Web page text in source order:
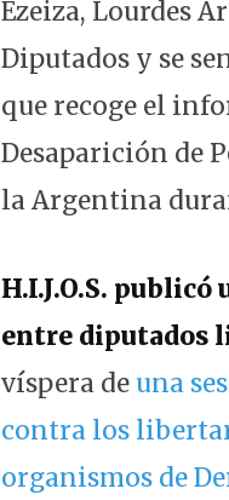
Ezeiza, Lourdes
Diputados y se
que recoge el
Desaparición de
la Argentina
H.I.J.O.S.
entre diputados
víspera de una
contra los
organismos de